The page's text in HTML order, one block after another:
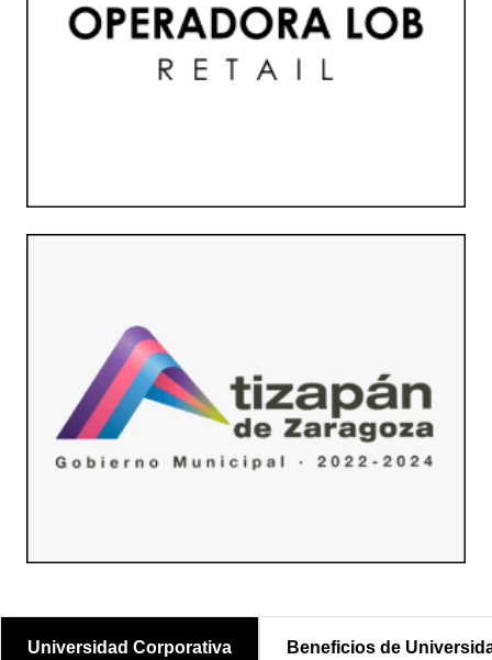
Universidad Corporativa Beneficios de